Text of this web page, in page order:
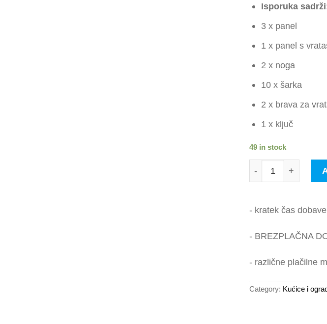
Isporuka
3 x panel
1 x panel s
2 x noga
10 x šarka
2 x brava za
1 x ključ
49 in stock
- kratek čas dobave
- BREZPLAČNA
- različne plačilne
Category: Kućice i